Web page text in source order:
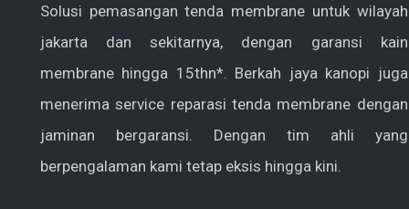
Solusi pemasangan tenda membrane untuk wilayah
jakarta dan sekitarnya, dengan garansi kain
membrane hingga 15thn*. Berkah jaya kanopi juga
menerima service reparasi tenda membrane dengan
jaminan bergaransi. Dengan tim ahli yang
berpengalaman kami tetap eksis hingga kini.